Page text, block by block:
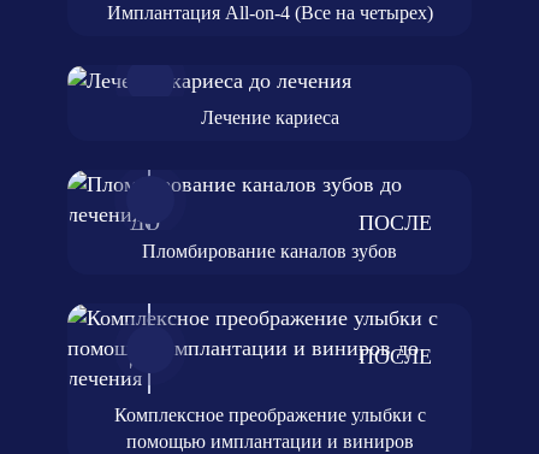
Имплантация All-on-4 (Все на четырех)
Лечение кариеса
Пломбирование каналов зубов
Комплексное преображение улыбки с
помощью имплантации и виниров